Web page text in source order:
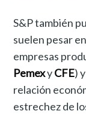
S&P también
suelen pesar
empresas
PemexyCFE)
relación
estrechez de